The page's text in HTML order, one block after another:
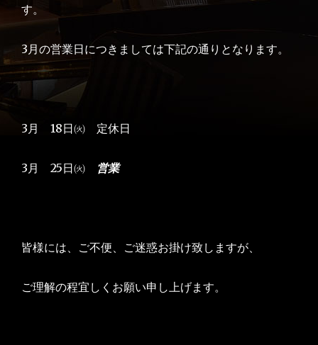
す。
3月の営業日につきましては下記の通りとなります。
3月 18日㈫ 定休日
3月 25日㈫ 営業
皆様には、ご不便、ご迷惑お掛け致しますが、
ご理解の程宜しくお願い申し上げます。